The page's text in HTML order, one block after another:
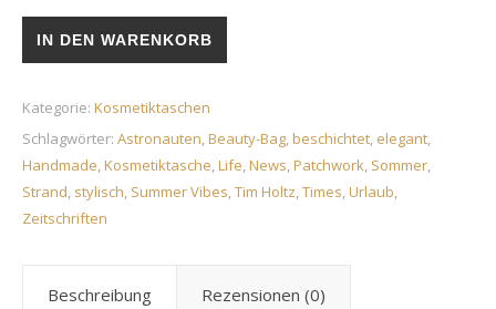
Große Kosmetiktasche „Stoffvielfalt“ Menge
IN DEN WARENKORB
Kategorie: Kosmetiktaschen
Schlagwörter: Astronauten,Beauty-Bag,beschichtet, elegant,
Handmade,Kosmetiktasche,Life,News,Patchwork, Sommer,
Strand, stylisch, Summer Vibes,Tim Holtz,Times,Urlaub,
Zeitschriften
Beschreibung Rezensionen (0)